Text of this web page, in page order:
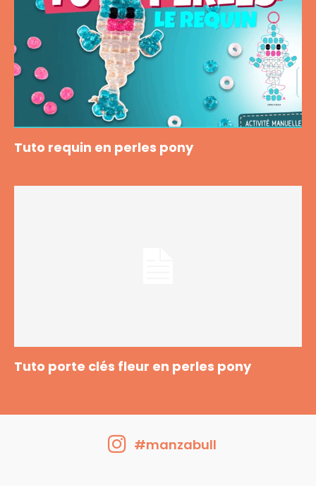
Tuto requin en perles pony
Tuto porte clés fleur en perles pony
#manzabull